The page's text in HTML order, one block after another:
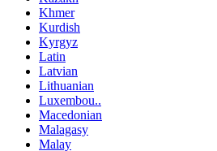
Khmer
Kurdish
Kyrgyz
Latin
Latvian
Lithuanian
Luxembou..
Macedonian
Malagasy
Malay